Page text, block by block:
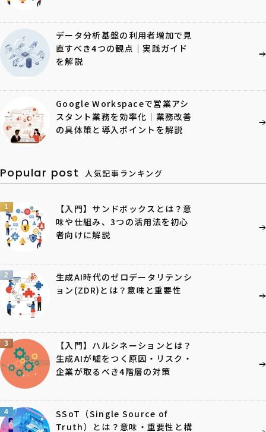
データ分析基盤の利用者増加で見
直すべき4つの観点｜実践ガイド
を解説
Google Workspaceで営業アシ
スタント業務を効率化｜業務改善
の具体策と導入ポイントを解説
Popular post 人気記事ランキング
1
【入門】サンドボックスとは？意
味や仕組み、3つの活用法を初心
者向けに解説
2
生成AI時代のゼロデータリテンシ
ョン(ZDR)とは？意味と重要性
3
【入門】ハルシネーションとは？
生成AIが嘘をつく原因・リスク・
企業が取るべき4階層の対策
4
SSoT（Single Source of
Truth）とは？意味・重要性と構